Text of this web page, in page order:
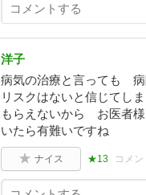
洋子
病気の治療と言っても
リスクはないと信じてし
もらえないから お医者
いたら有難いですね
ナイス ★13 コメン